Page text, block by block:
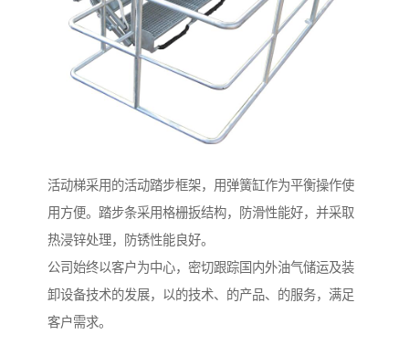
活动梯采用的活动踏步框架，用弹簧缸作为平衡操作使
用方便。踏步条采用格栅扳结构，防滑性能好，并采取
热浸锌处理，防锈性能良好。
公司始终以客户为中心，密切跟踪国内外油气储运及装
卸设备技术的发展，以的技术、的产品、的服务，满足
客户需求。